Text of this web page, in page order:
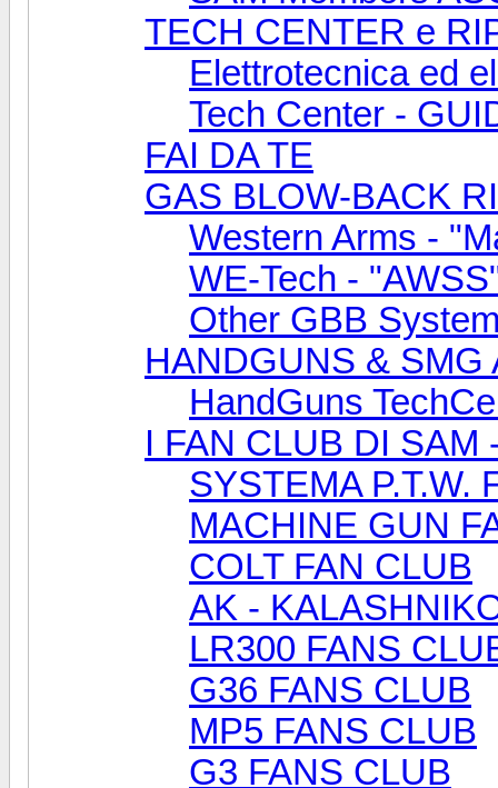
TECH CENTER e
Elettrotecnica ed
Tech Center -
FAI DA TE
GAS BLOW-BACK
Western Arms -
WE-Tech -
Other GBB
HANDGUNS & SMG
HandGuns
I FAN CLUB DI SAM
SYSTEMA P.T.W.
MACHINE GUN
COLT FAN CLUB
AK -
LR300 FANS
G36 FANS CLUB
MP5 FANS CLUB
G3 FANS CLUB